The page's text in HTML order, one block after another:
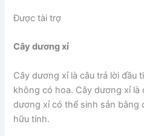
Được tài trợ
Cây dương xỉ
Cây dương xỉ là câu trả lời đầu
không có hoa. Cây dương xỉ là
dương xỉ có thể sinh sản bằng
hữu tính.